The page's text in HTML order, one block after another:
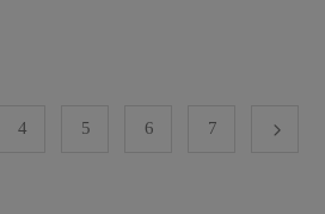
4 5 6 7